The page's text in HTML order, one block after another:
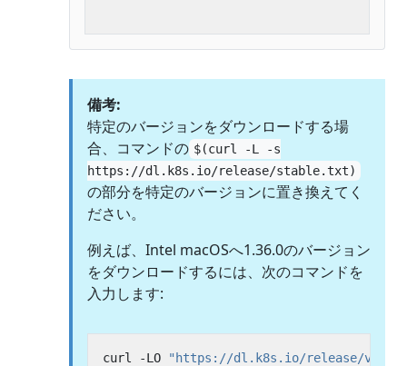
備考:
特定のバージョンをダウンロードする場
合、コマンドの $(curl -L -s
https://dl.k8s.io/release/stable.txt)
の部分を特定のバージョンに置き換えてく
ださい。
例えば、Intel macOSへ1.36.0のバージョン
をダウンロードするには、次のコマンドを
入力します:
curl -LO "https://dl.k8s.io/release/